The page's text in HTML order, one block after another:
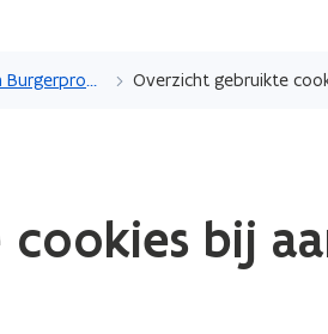
en
Privacyverklaring Mijn Burgerprofiel Overzicht gebruikte
bij